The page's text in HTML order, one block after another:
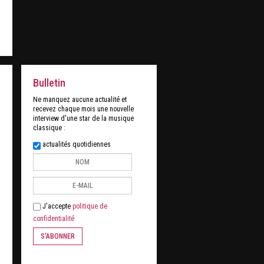
Bulletin
Ne manquez aucune actualité et
recevez chaque mois une nouvelle
interview d'une star de la musique
classique :
actualités quotidiennes
J'accepte politique de
confidentialité
S'ABONNER